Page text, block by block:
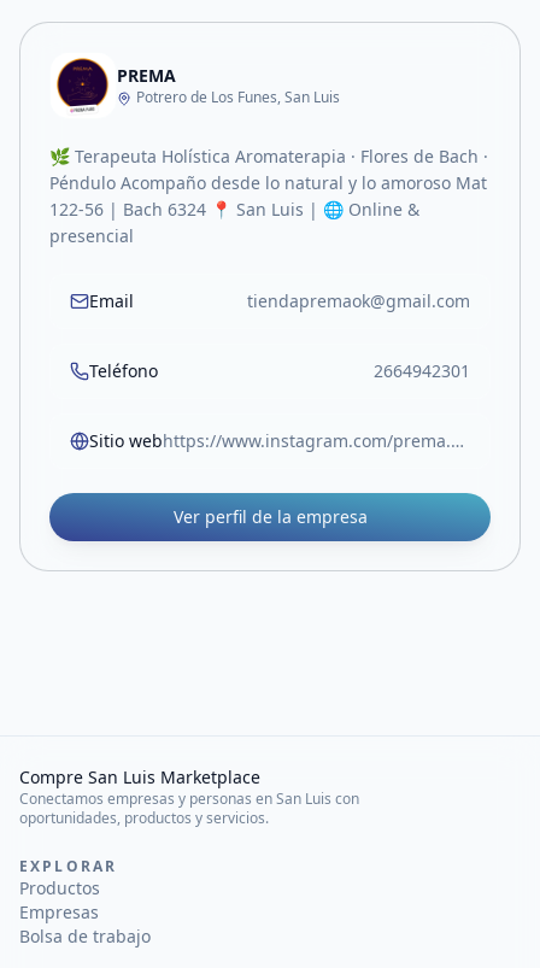
PREMA
Potrero de Los Funes, San Luis
🌿 Terapeuta Holística Aromaterapia · Flores de Bach ·
Péndulo Acompaño desde lo natural y lo amoroso Mat
122-56 | Bach 6324 📍 San Luis | 🌐 Online &
presencial
Email tiendapremaok@gmail.com
Teléfono 2664942301
Sitio web https://www.instagram.com/prema.puro/
Ver perfil de la empresa
Compre San Luis Marketplace
Conectamos empresas y personas en San Luis con
oportunidades, productos y servicios.
EXPLORAR
Productos
Empresas
Bolsa de trabajo